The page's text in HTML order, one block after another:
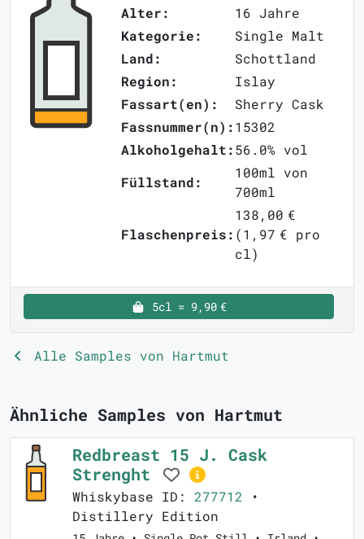
Alter:
16 Jahre
Kategorie:
Single Malt
Land:
Schottland
Region:
Islay
Fassart(en):
Sherry Cask
Fassnummer(n):15302
Alkoholgehalt:56.0% vol
Füllstand:
100ml von
700ml
Flaschenpreis:
138,00 €
(1,97 € pro
cl)
5cl = 9,90 €
Alle Samples von Hartmut
Ähnliche Samples von Hartmut
Redbreast 15 J. Cask
Strenght
Whiskybase ID: 277712 •
Distillery Edition